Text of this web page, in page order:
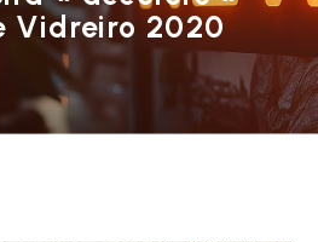
Vidreiro 2020